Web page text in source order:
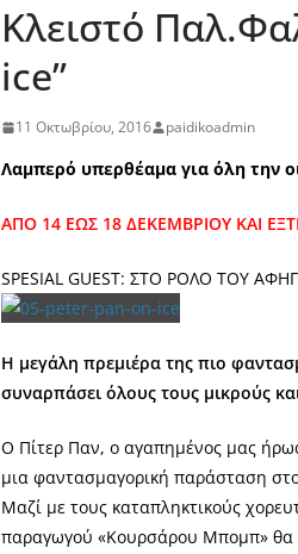
Κλειστό
ice”
11 Οκτωβρίου, 2016 paidikoadmin
Λαμπερό υπερθέαμα για όλη την
ΑΠΟ 14 ΕΩΣ 18 ΔΕΚΕΜΒΡΙΟΥ ΚΑΙ
SPESIAL GUEST: ΣΤΟ ΡΟΛΟ ΤΟΥ
Η μεγάλη πρεμιέρα της πιο
συναρπάσει όλους τους μικρούς
Ο Πίτερ Παν, ο αγαπημένος μας
μια φαντασμαγορική παράσταση
Μαζί με τους καταπληκτικούς
παραγωγού «Κουρσάρου Μπομπ» θα